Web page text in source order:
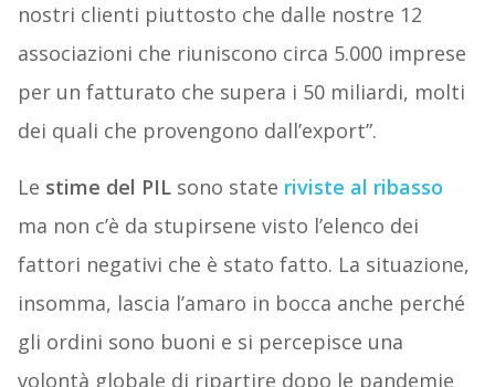
nostri clienti piuttosto che dalle nostre 12
associazioni che riuniscono circa 5.000 imprese
per un fatturato che supera i 50 miliardi, molti
dei quali che provengono dall’export”.
Le stime del PILsono state riviste al ribasso
ma non c’è da stupirsene visto l’elenco dei
fattori negativi che è stato fatto. La situazione,
insomma, lascia l’amaro in bocca anche perché
gli ordini sono buoni e si percepisce una
volontà globale di ripartire dopo le pandemie